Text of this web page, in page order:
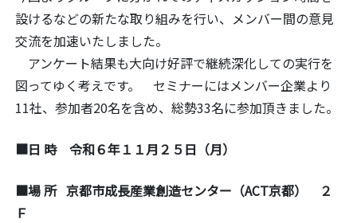
設けるなどの新たな取り組みを行い、メンバー間の意見
交流を加速いたしました。
アンケート結果も大向け好評で継続深化しての実行を
図ってゆく考えです。 セミナーにはメンバー企業より
11社、参加者20名を含め、総勢33名に参加頂きました。
■日 時令和６年１１月２５日（月）
■場 所 京都市成長産業創造センター（ACT京都） ２
Ｆ